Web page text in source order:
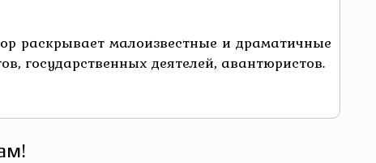
раскрывает малоизвестные и драматичные
государственных деятелей, авантюристов.